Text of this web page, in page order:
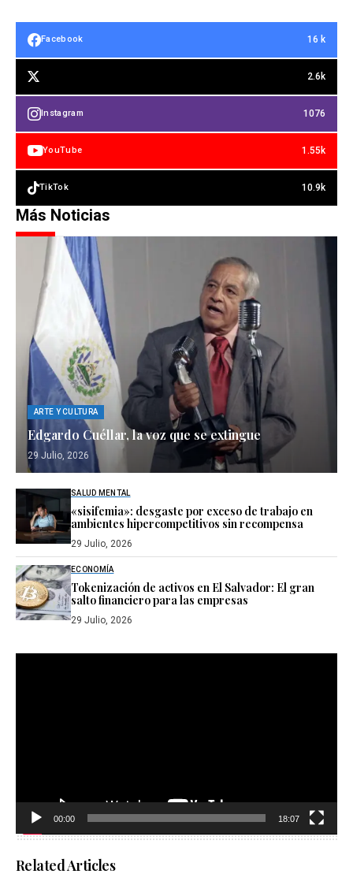
Facebook 16 k
2.6k
Instagram 1076
YouTube 1.55k
TikTok 10.9k
Más Noticias
ARTE Y CULTURA
Edgardo Cuéllar, la voz que se extingue
29 Julio, 2026
SALUD MENTAL
«sisifemia»: desgaste por exceso de trabajo en
ambientes hipercompetitivos sin recompensa
29 Julio, 2026
ECONOMÍA
Tokenización de activos en El Salvador: El gran
salto financiero para las empresas
29 Julio, 2026
00:00 18:07
Related Articles